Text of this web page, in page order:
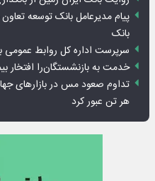
بانک
سرپرست اداره کل روابط
خدمت به بازنشستگان‌را افتخار
هر تن عبور کرد